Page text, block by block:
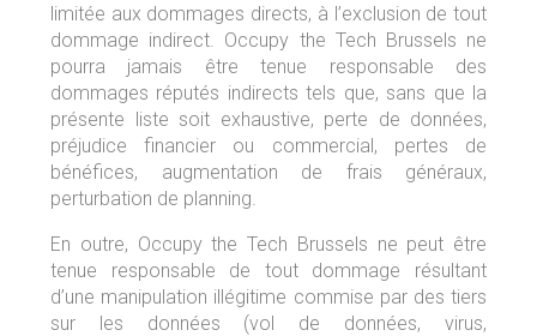
limitée aux dommages directs, à l’exclusion de tout
dommage indirect. Occupy the Tech Brussels ne
pourra jamais être tenue responsable des
dommages réputés indirects tels que, sans que la
présente liste soit exhaustive, perte de données,
préjudice financier ou commercial, pertes de
bénéfices, augmentation de frais généraux,
perturbation de planning.
En outre, Occupy the Tech Brussels ne peut être
tenue responsable de tout dommage résultant
d’une manipulation illégitime commise par des tiers
sur les données (vol de données, virus,